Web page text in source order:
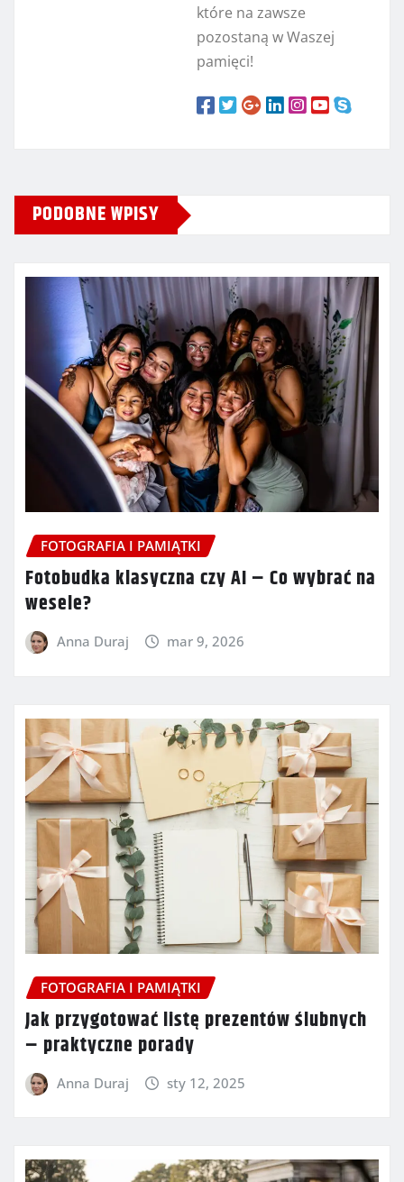
które na zawsze
pozostaną w Waszej
pamięci!
PODOBNE WPISY
FOTOGRAFIA I PAMIĄTKI
Fotobudka klasyczna czy AI – Co wybrać na
wesele?
Anna Duraj mar 9, 2026
FOTOGRAFIA I PAMIĄTKI
Jak przygotować listę prezentów ślubnych
– praktyczne porady
Anna Duraj sty 12, 2025